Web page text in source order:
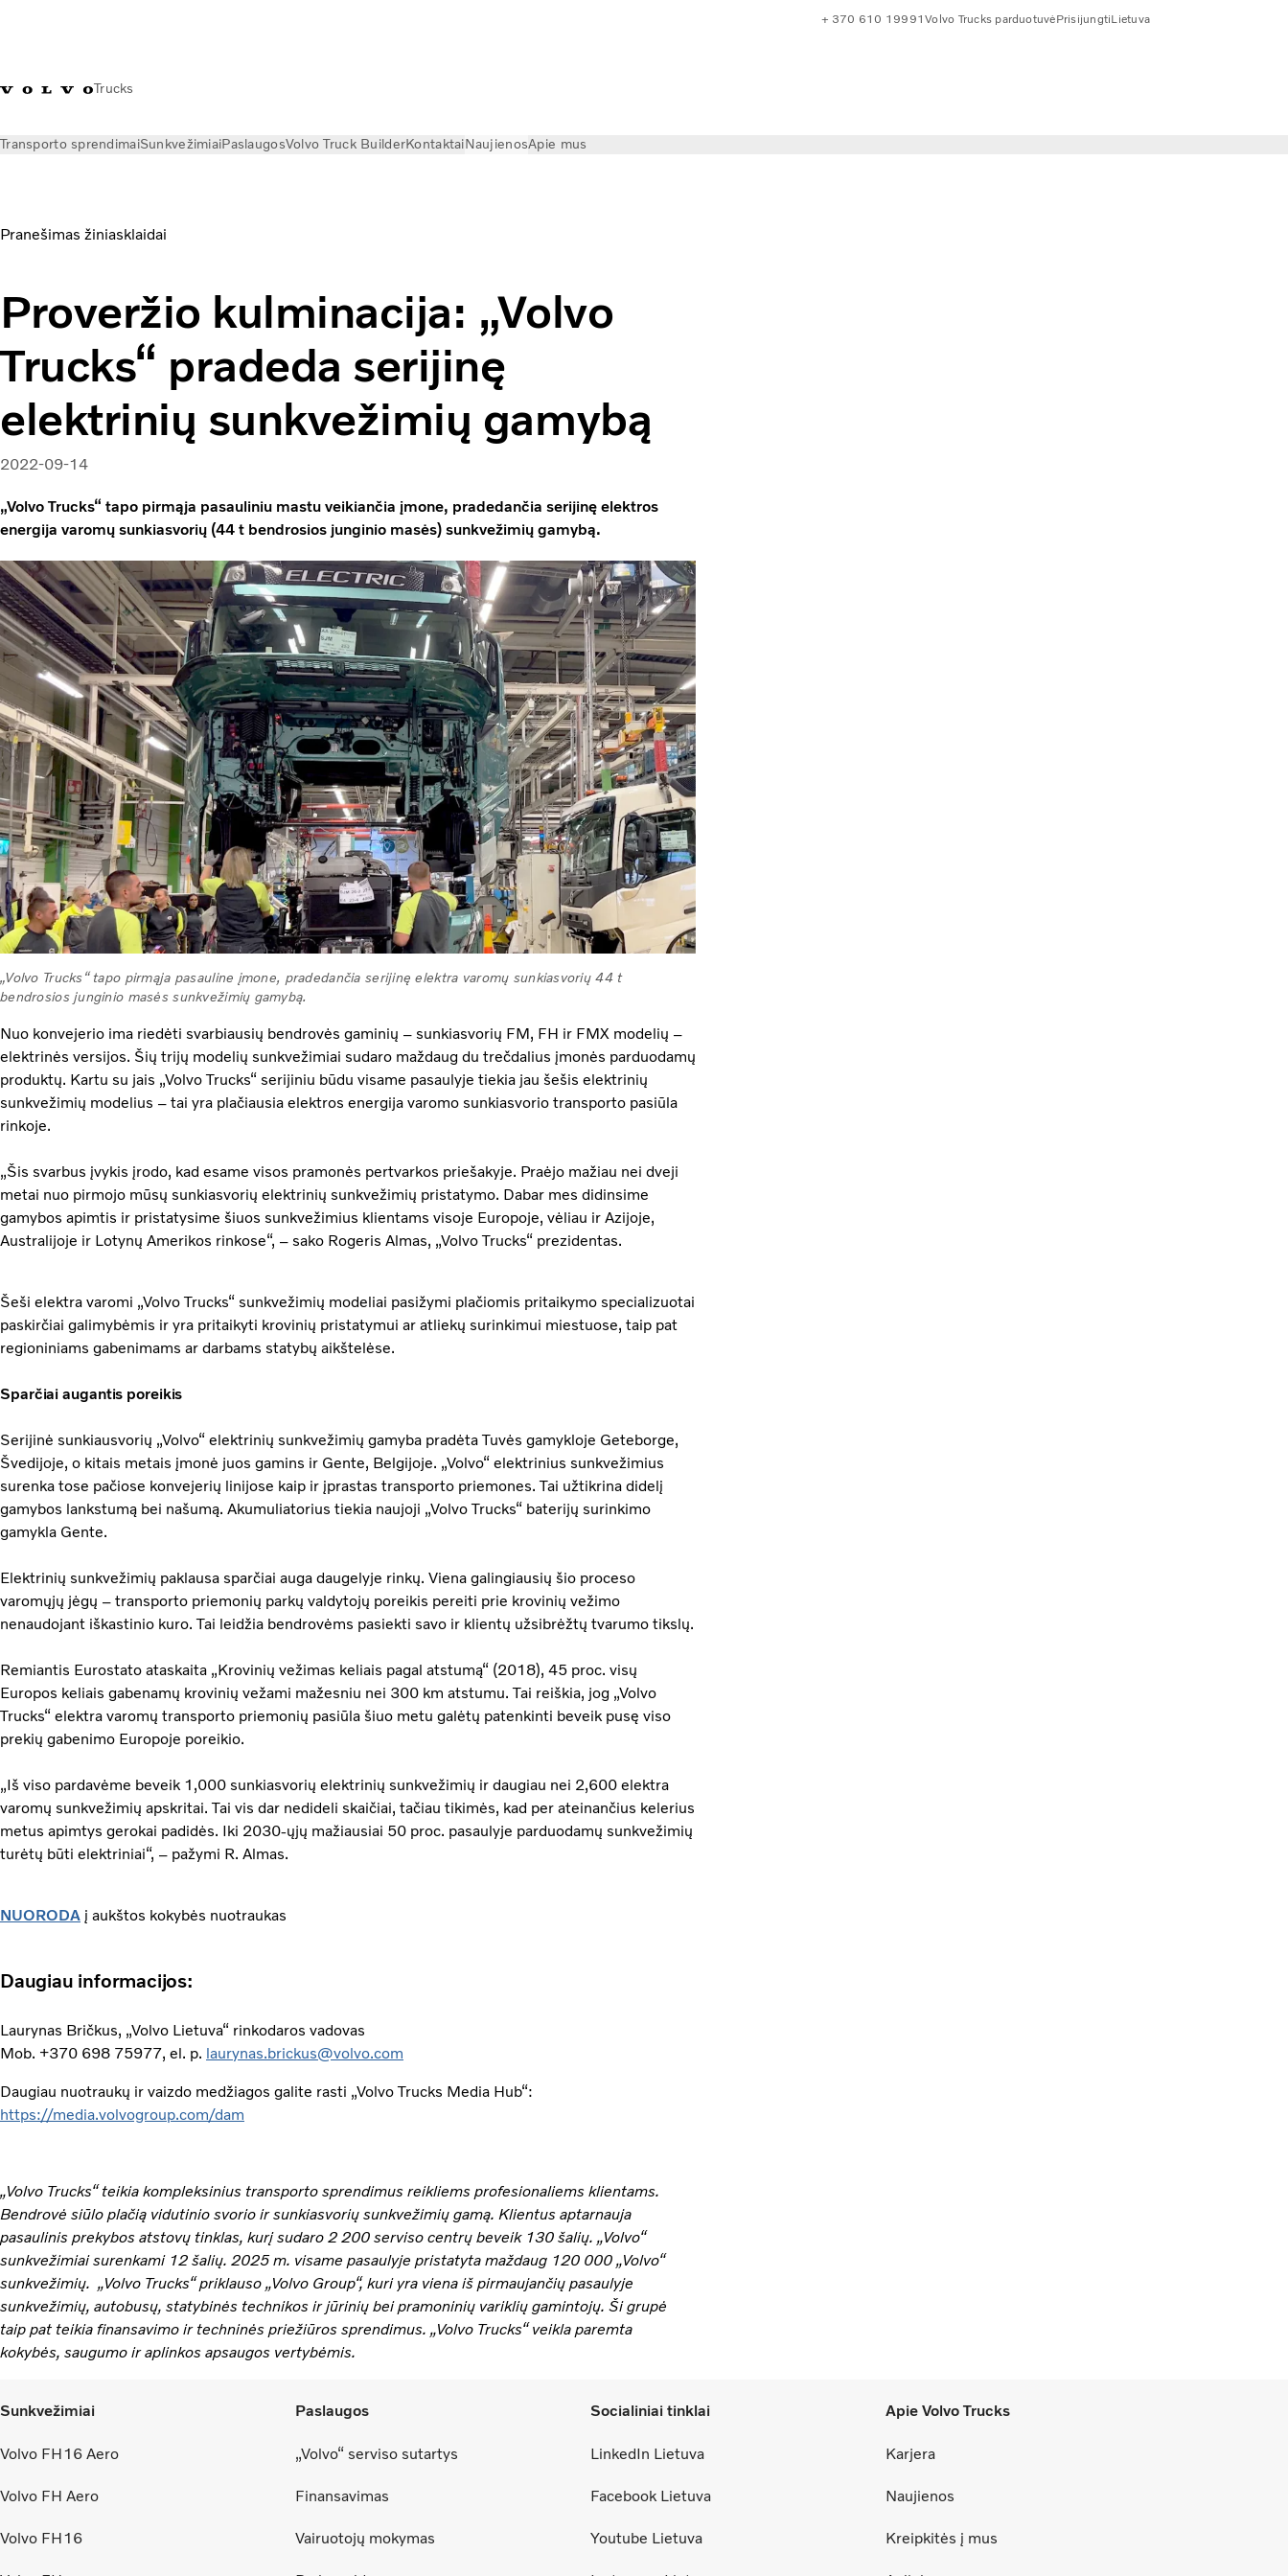
Trucks
+ 370 610 19991Volvo Trucks parduotuvėPrisijungtiLietuva
Transporto sprendimaiSunkvežimiaiPaslaugosVolvo Truck BuilderKontaktaiNaujienosApie mus
Pranešimas žiniasklaidai
Proveržio kulminacija: „Volvo
Trucks“ pradeda serijinę
elektrinių sunkvežimių gamybą
2022-09-14
„Volvo Trucks“ tapo pirmąja pasauliniu mastu veikiančia įmone, pradedančia serijinę elektros
energija varomų sunkiasvorių (44 t bendrosios junginio masės) sunkvežimių gamybą.
„Volvo Trucks“ tapo pirmąja pasauline įmone, pradedančia serijinę elektra varomų sunkiasvorių 44 t
bendrosios junginio masės sunkvežimių gamybą.
Nuo konvejerio ima riedėti svarbiausių bendrovės gaminių – sunkiasvorių FM, FH ir FMX modelių –
elektrinės versijos. Šių trijų modelių sunkvežimiai sudaro maždaug du trečdalius įmonės parduodamų
produktų. Kartu su jais „Volvo Trucks“ serijiniu būdu visame pasaulyje tiekia jau šešis elektrinių
sunkvežimių modelius – tai yra plačiausia elektros energija varomo sunkiasvorio transporto pasiūla
rinkoje.
„Šis svarbus įvykis įrodo, kad esame visos pramonės pertvarkos priešakyje. Praėjo mažiau nei dveji
metai nuo pirmojo mūsų sunkiasvorių elektrinių sunkvežimių pristatymo. Dabar mes didinsime
gamybos apimtis ir pristatysime šiuos sunkvežimius klientams visoje Europoje, vėliau ir Azijoje,
Australijoje ir Lotynų Amerikos rinkose“, – sako Rogeris Almas, „Volvo Trucks“ prezidentas.
Šeši elektra varomi „Volvo Trucks“ sunkvežimių modeliai pasižymi plačiomis pritaikymo specializuotai
paskirčiai galimybėmis ir yra pritaikyti krovinių pristatymui ar atliekų surinkimui miestuose, taip pat
regioniniams gabenimams ar darbams statybų aikštelėse.
Sparčiai augantis poreikis
Serijinė sunkiausvorių „Volvo“ elektrinių sunkvežimių gamyba pradėta Tuvės gamykloje Geteborge,
Švedijoje, o kitais metais įmonė juos gamins ir Gente, Belgijoje. „Volvo“ elektrinius sunkvežimius
surenka tose pačiose konvejerių linijose kaip ir įprastas transporto priemones. Tai užtikrina didelį
gamybos lankstumą bei našumą. Akumuliatorius tiekia naujoji „Volvo Trucks“ baterijų surinkimo
gamykla Gente.
Elektrinių sunkvežimių paklausa sparčiai auga daugelyje rinkų. Viena galingiausių šio proceso
varomųjų jėgų – transporto priemonių parkų valdytojų poreikis pereiti prie krovinių vežimo
nenaudojant iškastinio kuro. Tai leidžia bendrovėms pasiekti savo ir klientų užsibrėžtų tvarumo tikslų.
Remiantis Eurostato ataskaita „Krovinių vežimas keliais pagal atstumą“ (2018), 45 proc. visų
Europos keliais gabenamų krovinių vežami mažesniu nei 300 km atstumu. Tai reiškia, jog „Volvo
Trucks“ elektra varomų transporto priemonių pasiūla šiuo metu galėtų patenkinti beveik pusę viso
prekių gabenimo Europoje poreikio.
„Iš viso pardavėme beveik 1,000 sunkiasvorių elektrinių sunkvežimių ir daugiau nei 2,600 elektra
varomų sunkvežimių apskritai. Tai vis dar nedideli skaičiai, tačiau tikimės, kad per ateinančius kelerius
metus apimtys gerokai padidės. Iki 2030-ųjų mažiausiai 50 proc. pasaulyje parduodamų sunkvežimių
turėtų būti elektriniai“, – pažymi R. Almas.
NUORODA į aukštos kokybės nuotraukas
Daugiau informacijos:
Laurynas Bričkus, „Volvo Lietuva“ rinkodaros vadovas
Mob. +370 698 75977, el. p. laurynas.brickus@volvo.com
Daugiau nuotraukų ir vaizdo medžiagos galite rasti „Volvo Trucks Media Hub“:
https://media.volvogroup.com/dam
„Volvo Trucks“ teikia kompleksinius transporto sprendimus reikliems profesionaliems klientams.
Bendrovė siūlo plačią vidutinio svorio ir sunkiasvorių sunkvežimių gamą. Klientus aptarnauja
pasaulinis prekybos atstovų tinklas, kurį sudaro 2 200 serviso centrų beveik 130 šalių. „Volvo“
sunkvežimiai surenkami 12 šalių. 2025 m. visame pasaulyje pristatyta maždaug 120 000 „Volvo“
sunkvežimių. „Volvo Trucks“ priklauso „Volvo Group“, kuri yra viena iš pirmaujančių pasaulyje
sunkvežimių, autobusų, statybinės technikos ir jūrinių bei pramoninių variklių gamintojų. Ši grupė
taip pat teikia finansavimo ir techninės priežiūros sprendimus. „Volvo Trucks“ veikla paremta
kokybės, saugumo ir aplinkos apsaugos vertybėmis.
Sunkvežimiai
Volvo FH16 Aero
Volvo FH Aero
Volvo FH16
Paslaugos
„Volvo“ serviso sutartys
Finansavimas
Vairuotojų mokymas
Socialiniai tinklai
LinkedIn Lietuva
Facebook Lietuva
Youtube Lietuva
Apie Volvo Trucks
Karjera
Naujienos
Kreipkitės į mus